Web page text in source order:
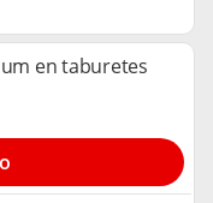
en taburetes